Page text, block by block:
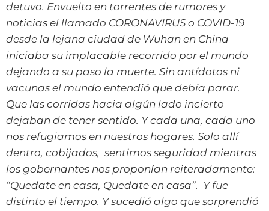
detuvo. Envuelto en torrentes de rumores y
noticias el llamado CORONAVIRUS o COVID-19
desde la lejana ciudad de Wuhan en China
iniciaba su implacable recorrido por el mundo
dejando a su paso la muerte. Sin antídotos ni
vacunas el mundo entendió que debía parar.
Que las corridas hacia algún lado incierto
dejaban de tener sentido. Y cada una, cada uno
nos refugiamos en nuestros hogares. Solo allí
dentro, cobijados, sentimos seguridad mientras
los gobernantes nos proponían reiteradamente:
“Quedate en casa, Quedate en casa”. Y fue
distinto el tiempo. Y sucedió algo que sorprendió